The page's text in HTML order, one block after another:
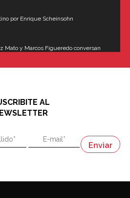
por Enrique Scheinsohn
Mato y Marcos Figueredo conversan
la estupidez no es una desventaja"
la estupidez no es una desventaja"
AL